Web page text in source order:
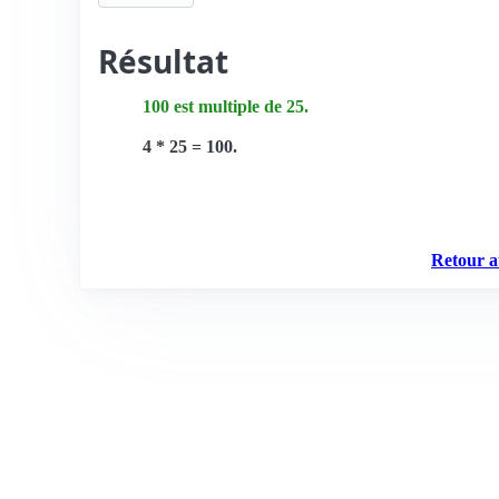
Résultat
100 est multiple de 25.
4 * 25 = 100.
Retour